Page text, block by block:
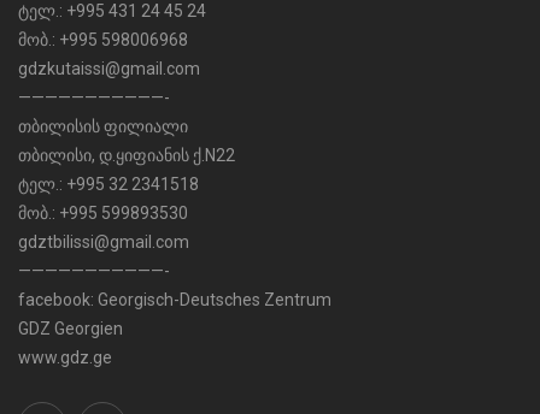
ტელ.: +995 431 24 45 24
მობ.: +995 598006968
gdzkutaissi@gmail.com
———————————-
თბილისის ფილიალი
თბილისი, დ.ყიფიანის ქ.N22
ტელ.: +995 32 2341518
მობ.: +995 599893530
gdztbilissi@gmail.com
———————————-
facebook: Georgisch-Deutsches Zentrum
GDZ Georgien
www.gdz.ge